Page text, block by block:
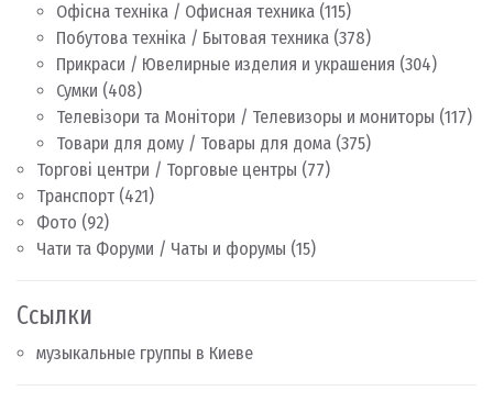
Офісна техніка / Офисная техника (115)
Побутова техніка / Бытовая техника (378)
Прикраси / Ювелирные изделия и украшения (304)
Сумки (408)
Телевізори та Монітори / Телевизоры и мониторы (117)
Товари для дому / Товары для дома (375)
Торгові центри / Торговые центры (77)
Транспорт (421)
Фото (92)
Чати та Форуми / Чаты и форумы (15)
Ссылки
музыкальные группы в Киеве